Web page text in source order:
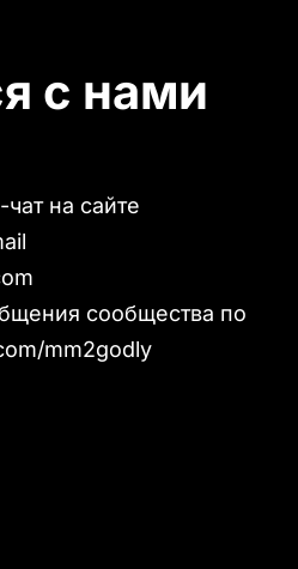
с нами
на сайте
сообщества по
mm2godly